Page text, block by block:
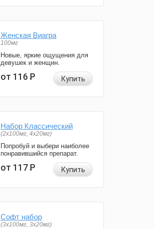
Женская Виагра
100мг
Новые, яркие ощущения для
девушек и женщин.
от 116Р Купить
Набор Классический
(2x100мг, 4x20мг)
Попробуй и выбери наиболее
понравившийся препарат.
от 117Р Купить
Софт набор
(3x100мг, 3x20мг)